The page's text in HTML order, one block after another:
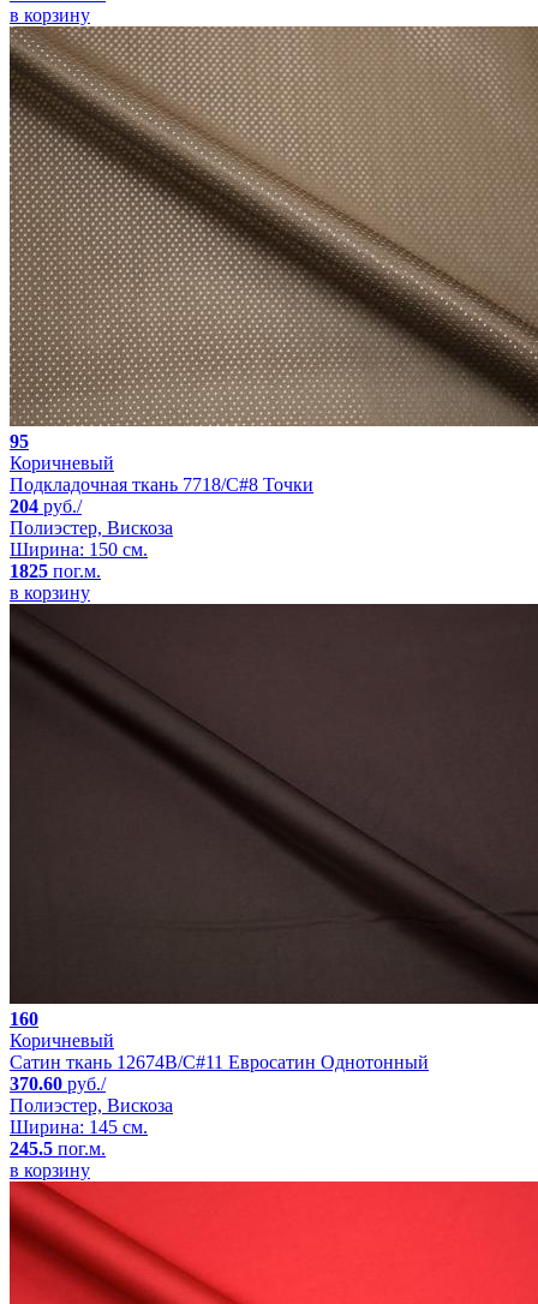
в корзину
95
Коричневый
Подкладочная ткань 7718/C#8 Точки
204 руб./
Полиэстер, Вискоза
Ширина: 150 см.
1825 пог.м.
в корзину
160
Коричневый
Сатин ткань 12674B/C#11 Евросатин Однотонный
370.60 руб./
Полиэстер, Вискоза
Ширина: 145 см.
245.5 пог.м.
в корзину